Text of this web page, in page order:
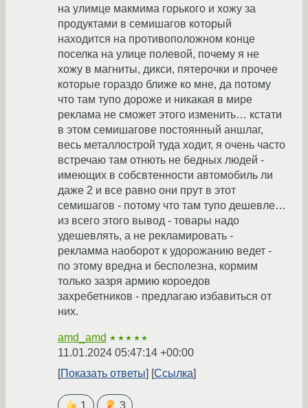
на улимце макмима горького и хожу за
продуктами в семишагов который
находится на противоположном конце
поселка на улице полевой, почему я не
хожу в магниты, дикси, пятерочки и прочее
которые гораздо ближе ко мне, да потому
что там тупо дороже и никакая в мире
реклама не сможет этого изменить… кстати
в этом семишагове постоянный аншлаг,
весь металлострой туда ходит, я очень часто
встречаю там отнють не бедных людей -
имеющих в собсвтенности автомобиль ли
даже 2 и все равно они прут в этот
семишагов - потому что там тупо дешевле…
из всего этого вывод - товары надо
удешевлять, а не рекламировать -
рекламма наоборот к удорожанию ведет -
по этому вредна и бесполезна, кормим
только зазря армию короедов
захребетников - предлагаю избавиться от
них.
amd_amd ★★★★★
11.01.2024 05:47:14 +00:00
Показать ответы
Ссылка
1 3